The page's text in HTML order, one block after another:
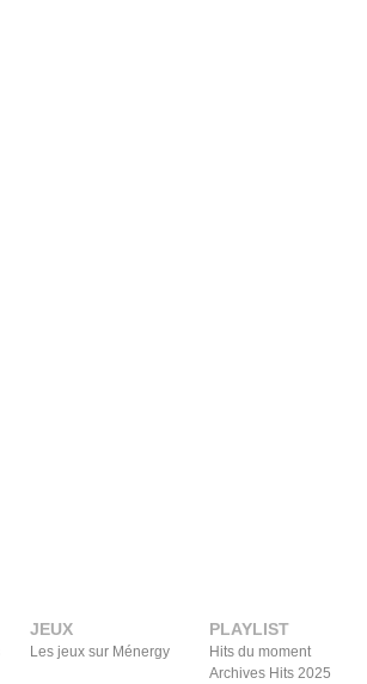
JEUX
Les jeux sur Ménergy
PLAYLIST
Hits du moment
Archives Hits 2025